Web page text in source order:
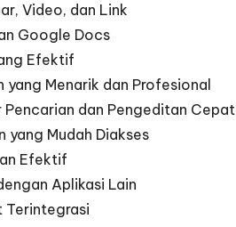
Video, dan Link
Google Docs
Efektif
yang Menarik dan Profesional
Pencarian dan Pengeditan Cepat
yang Mudah Diakses
Efektif
Aplikasi Lain
Terintegrasi